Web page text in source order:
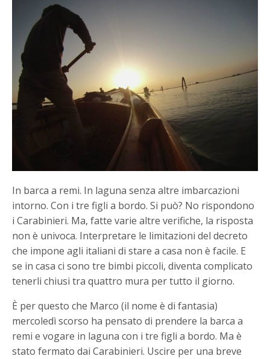
In barca a remi. In laguna senza altre imbarcazioni
intorno. Con i tre figli a bordo. Si può? No rispondono
i Carabinieri. Ma, fatte varie altre verifiche, la risposta
non è univoca. Interpretare le limitazioni del decreto
che impone agli italiani di stare a casa non è facile. E
se in casa ci sono tre bimbi piccoli, diventa complicato
tenerli chiusi tra quattro mura per tutto il giorno.
È per questo che Marco (il nome è di fantasia)
mercoledì scorso ha pensato di prendere la barca a
remi e vogare in laguna con i tre figli a bordo. Ma è
stato fermato dai Carabinieri. Uscire per una breve